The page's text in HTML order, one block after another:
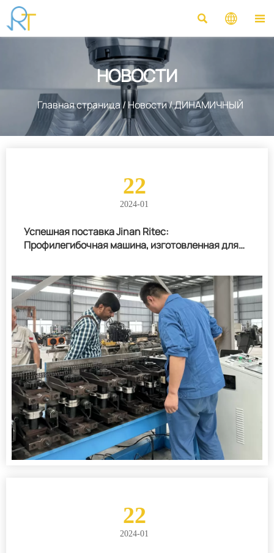
  
НОВОСТИ
Главная страница/ Новости/ДИНАМИЧНЫЙ
22
2024-01
Успешная поставка Jinan Ritec:
Профилегибочная машина, изготовленная для
22
2024-01